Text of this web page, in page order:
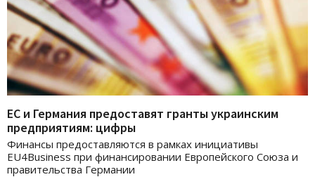
ЕС и Германия предоставят гранты украинским
предприятиям: цифры
Финансы предоставляются в рамках инициативы
EU4Business при финансировании Европейского Союза и
правительства Германии